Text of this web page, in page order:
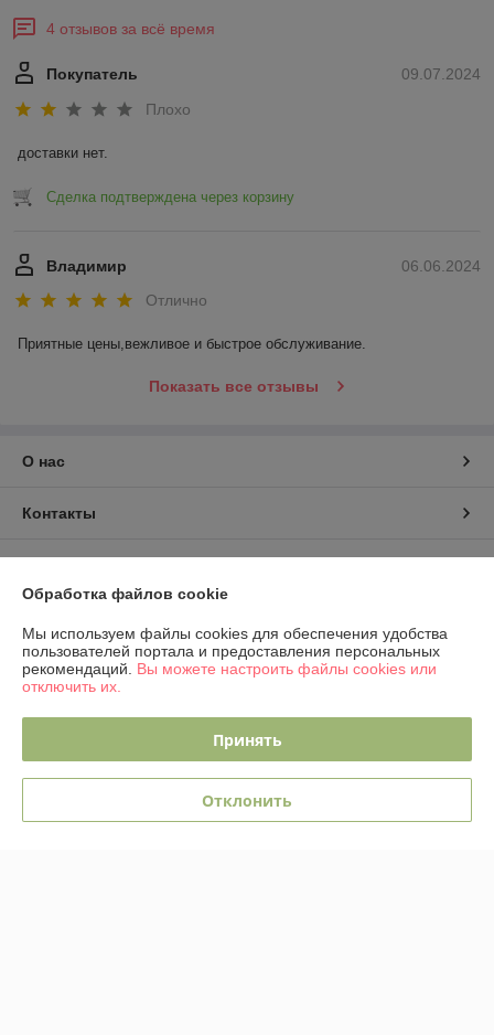
4 отзывов за всё время
09.07.2024
Покупатель
Плохо
доставки нет.
Сделка подтверждена через корзину
06.06.2024
Владимир
Отлично
Приятные цены,вежливое и быстрое обслуживание.
Показать все отзывы
О нас
Контакты
Полная версия сайта
Политика обработки cookies
Обработка файлов cookie
Мы используем файлы cookies для обеспечения удобства
пользователей портала и предоставления персональных
рекомендаций. Вы можете настроить файлы cookies или
отключить их.
Принять
Отклонить